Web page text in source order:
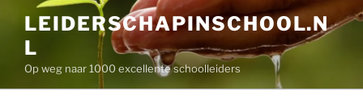
LEIDERSCHAPINSCHOOL.N
L
Op weg naar 1000 excellente schoolleiders